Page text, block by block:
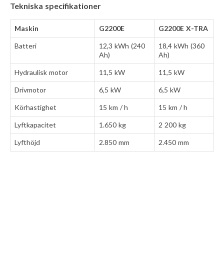
Tekniska specifikationer
Maskin G2200E G2200E X-TRA
Batteri
12,3 kWh (240
Ah)
18,4 kWh (360
Ah)
Hydraulisk motor 11,5 kW 11,5 kW
Drivmotor 6,5 kW 6,5 kW
Körhastighet 15 km / h 15 km / h
Lyftkapacitet 1.650 kg 2 200 kg
Lyfthöjd 2.850 mm 2.450 mm